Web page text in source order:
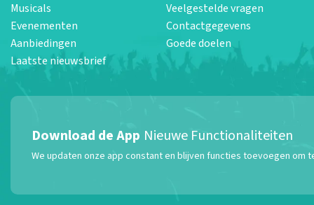
Musicals
Evenementen
Aanbiedingen
Laatste nieuwsbrief
Veelgestelde vragen
Contactgegevens
Goede doelen
Download de App Nieuwe Functionaliteiten
We updaten onze app constant en blijven functies toevoegen om